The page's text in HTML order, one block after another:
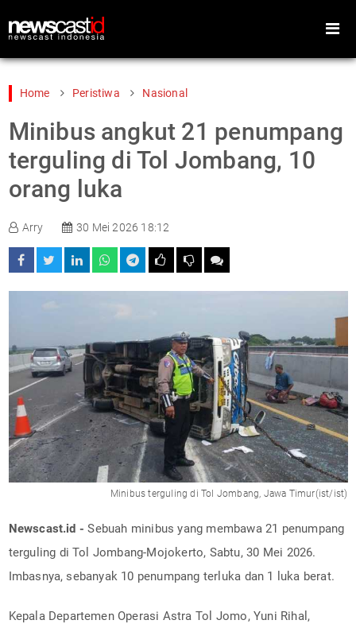
Home
Peristiwa
Gaya Hidup
Games
Video
Foto
Home Peristiwa Nasional
Minibus angkut 21 penumpang
terguling di Tol Jombang, 10
orang luka
Arry 30 Mei 2026 18:12
Minibus terguling di Tol Jombang, Jawa Timur(ist/ist)
Newscast.id - Sebuah minibus yang membawa 21 penumpang
terguling di Tol Jombang-Mojokerto, Sabtu, 30 Mei 2026.
Imbasnya, sebanyak 10 penumpang terluka dan 1 luka berat.
Kepala Departemen Operasi Astra Tol Jomo, Yuni Rihal,